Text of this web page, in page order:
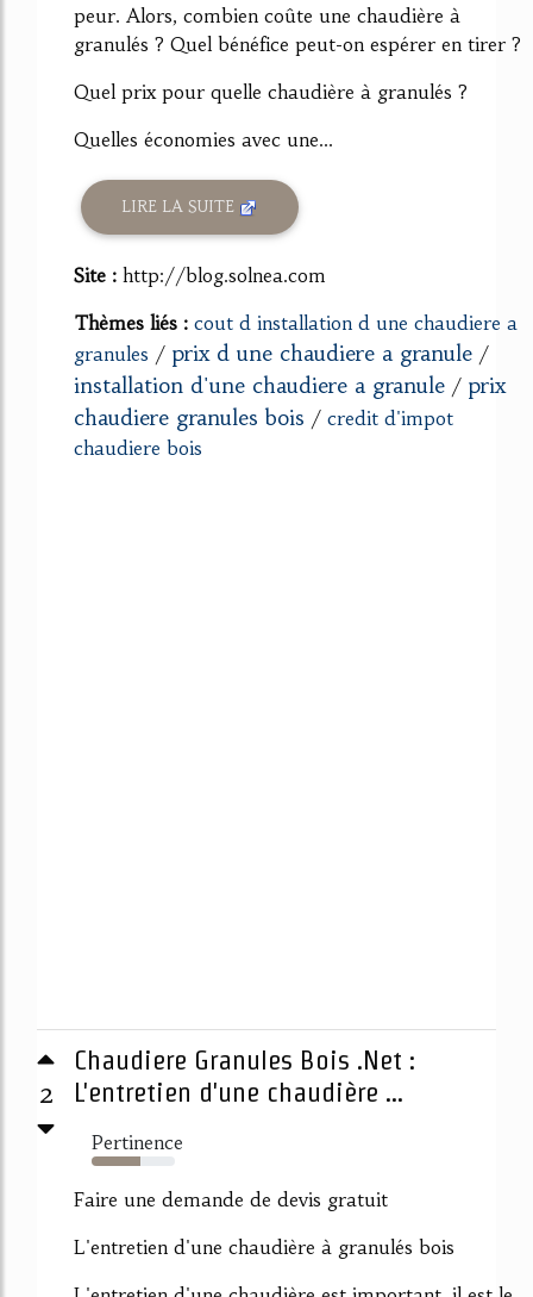
peur. Alors, combien coûte une chaudière à
granulés ? Quel bénéfice peut-on espérer en tirer ?
Quel prix pour quelle chaudière à granulés ?
Quelles économies avec une...
LIRE LA SUITE
Site : http://blog.solnea.com
Thèmes liés : cout d installation d une chaudiere a
granules / prix d une chaudiere a granule /
installation d'une chaudiere a granule / prix
chaudiere granules bois / credit d'impot
chaudiere bois
2
Chaudiere Granules Bois .Net :
L'entretien d'une chaudière ...
Pertinence
58%
Faire une demande de devis gratuit
L'entretien d'une chaudière à granulés bois